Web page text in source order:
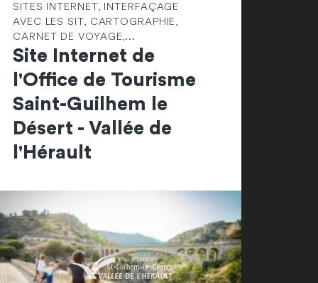
SITES INTERNET, INTERFAÇAGE
AVEC LES SIT, CARTOGRAPHIE,
CARNET DE VOYAGE,...
Site Internet de
l'Office de Tourisme
Saint-Guilhem le
Désert - Vallée de
l'Hérault